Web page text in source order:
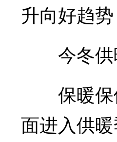
升向好趋
今冬供
保暖保
面进入供